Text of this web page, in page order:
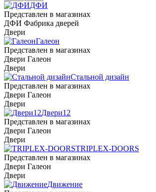
ДФИ
Представлен в магазинах
ДФИ Фабрика дверей
Двери
Галеон
Представлен в магазинах
Двери Галеон
Двери
Стальной дизайн
Представлен в магазинах
Двери Галеон
Двери
Двери12
Представлен в магазинах
Двери Галеон
Двери
TRIPLEX-DOORS
Представлен в магазинах
Двери Галеон
Двери
Движение